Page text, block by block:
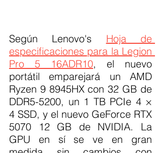
Según Lenovo's Hoja de
especificaciones para la Legion
Pro 5 16ADR10, el nuevo
portátil emparejará un AMD
Ryzen 9 8945HX con 32 GB de
DDR5-5200, un 1 TB PCIe 4 ×
4 SSD, y el nuevo GeForce RTX
5070 12 GB de NVIDIA. La
GPU en sí se ve en gran